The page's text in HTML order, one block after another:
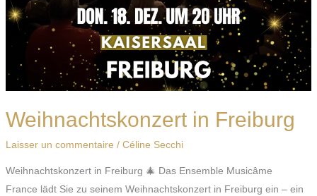
Weihnachtskonzert in Freiburg
Laisser un commentaire / Céline Secchi
Weihnachtskonzert in Freiburg 🎄 Das Ensemble Musicâme
France lädt Sie zu seinem Weihnachtskonzert in Freiburg ein – ein